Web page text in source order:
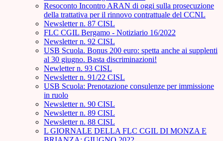
Resoconto Incontro ARAN di oggi sulla prosecuzione
della trattativa per il rinnovo contrattuale del CCNL
Newsletter n. 87 CISL
FLC CGIL Bergamo - Notiziario 16/2022
Newsletter n. 92 CISL
USB Scuola. Bonus 200 euro: spetta anche ai supplenti
al 30 giugno. Basta discriminazioni!
Newletter n. 93 CISL
Newsletter n. 91/22 CISL
USB Scuola: Prenotazione consulenze per immissione
in ruolo
Newsletter n. 90 CISL
Newsletter n. 89 CISL
Newsletter n. 88 CISL
L GIORNALE DELLA FLC CGIL DI MONZA E